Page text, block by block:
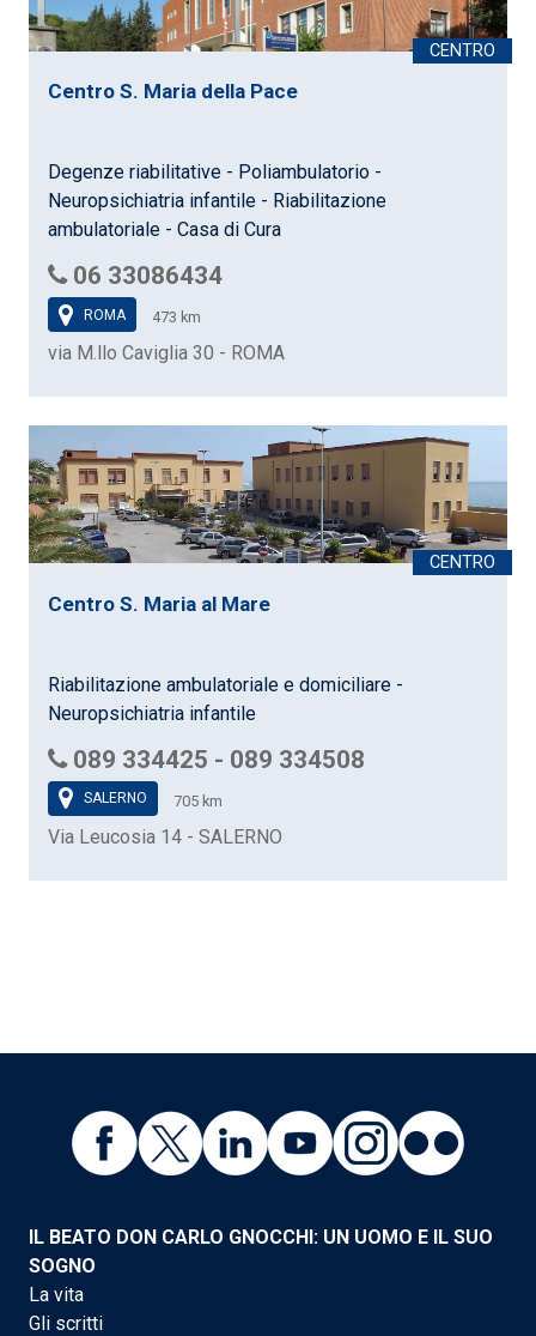
Centro S. Maria della Pace
Degenze riabilitative - Poliambulatorio -
Neuropsichiatria infantile - Riabilitazione
ambulatoriale - Casa di Cura
06 33086434
ROMA 473 km
via M.llo Caviglia 30 - ROMA
Centro S. Maria al Mare
Riabilitazione ambulatoriale e domiciliare -
Neuropsichiatria infantile
089 334425 - 089 334508
SALERNO 705 km
Via Leucosia 14 - SALERNO
IL BEATO DON CARLO GNOCCHI: UN UOMO E IL SUO
SOGNO
La vita
Gli scritti